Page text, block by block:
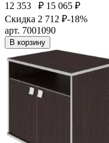
12 353
₽ 15 065 ₽
Скидка 2 712 ₽-18%
арт. 7001090
В корзину